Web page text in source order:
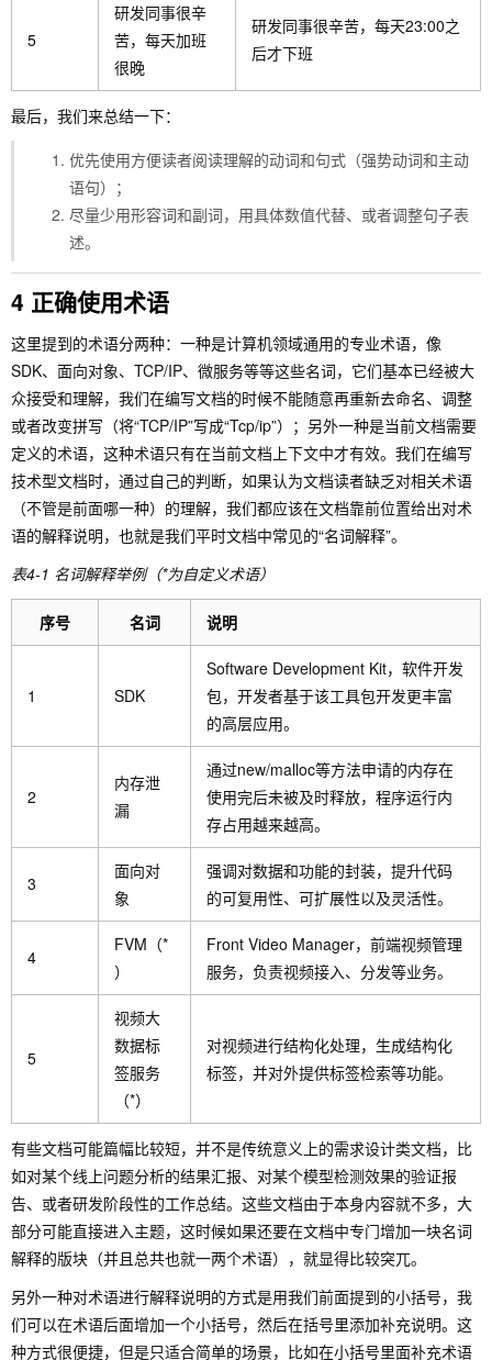
5
研发同事很辛
苦，每天加班
很晚
研发同事很辛苦，每天23:00之
后才下班
最后，我们来总结一下：
优先使用方便读者阅读理解的动词和句式（强势动词和主动
语句）；
尽量少用形容词和副词，用具体数值代替、或者调整句子表
述。
4 正确使用术语
这里提到的术语分两种：一种是计算机领域通用的专业术语，像
SDK、面向对象、TCP/IP、微服务等等这些名词，它们基本已经被大
众接受和理解，我们在编写文档的时候不能随意再重新去命名、调整
或者改变拼写（将“TCP/IP”写成“Tcp/ip”）；另外一种是当前文档需要
定义的术语，这种术语只有在当前文档上下文中才有效。我们在编写
技术型文档时，通过自己的判断，如果认为文档读者缺乏对相关术语
（不管是前面哪一种）的理解，我们都应该在文档靠前位置给出对术
语的解释说明，也就是我们平时文档中常见的“名词解释”。
表4-1 名词解释举例（*为自定义术语）
序号 名词 说明
1 SDK
Software Development Kit，软件开发
包，开发者基于该工具包开发更丰富
的高层应用。
2
内存泄
漏
通过new/malloc等方法申请的内存在
使用完后未被及时释放，程序运行内
存占用越来越高。
3
面向对
象
强调对数据和功能的封装，提升代码
的可复用性、可扩展性以及灵活性。
4
FVM（*
）
Front Video Manager，前端视频管理
服务，负责视频接入、分发等业务。
5
视频大
数据标
签服务
（*）
对视频进行结构化处理，生成结构化
标签，并对外提供标签检索等功能。
有些文档可能篇幅比较短，并不是传统意义上的需求设计类文档，比
如对某个线上问题分析的结果汇报、对某个模型检测效果的验证报
告、或者研发阶段性的工作总结。这些文档由于本身内容就不多，大
部分可能直接进入主题，这时候如果还要在文档中专门增加一块名词
解释的版块（并且总共也就一两个术语），就显得比较突兀。
另外一种对术语进行解释说明的方式是用我们前面提到的小括号，我
们可以在术语后面增加一个小括号，然后在括号里添加补充说明。这
种方式很便捷，但是只适合简单的场景，比如在小括号里面补充术语